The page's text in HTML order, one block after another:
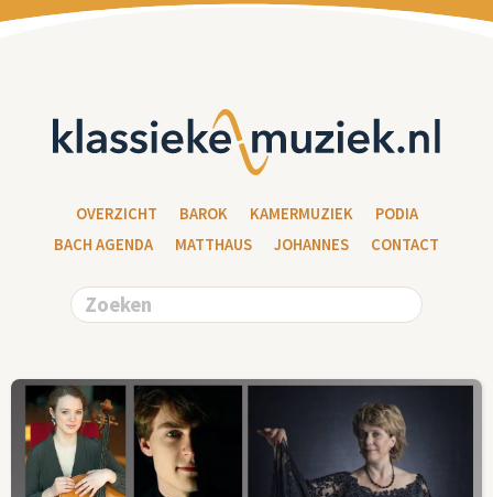
OVERZICHT BAROK KAMERMUZIEK
PODIA
BACH AGENDA
MATTHAUS JOHANNES CONTACT